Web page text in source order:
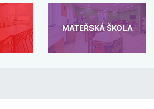
MATEŘSKÁ ŠKOLA